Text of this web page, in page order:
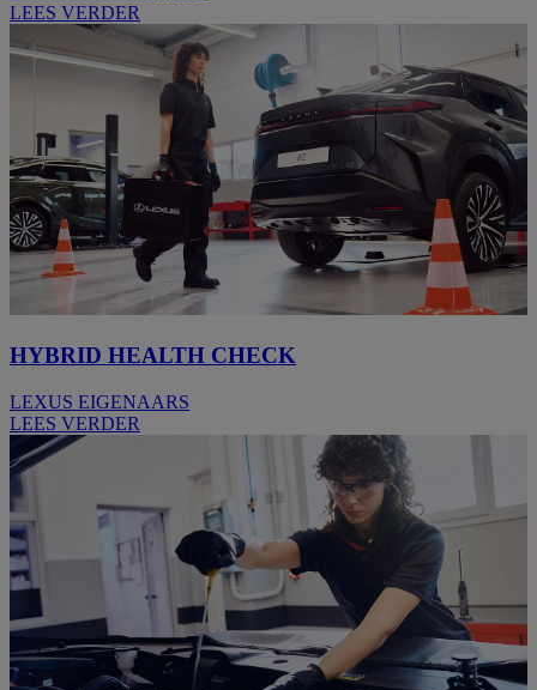
LEES VERDER
HYBRID HEALTH CHECK
LEXUS EIGENAARS
LEES VERDER